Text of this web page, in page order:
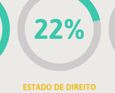
22%
ESTADO DE DIREITO